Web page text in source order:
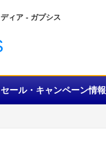
ィア
セール・キャンペーン情報